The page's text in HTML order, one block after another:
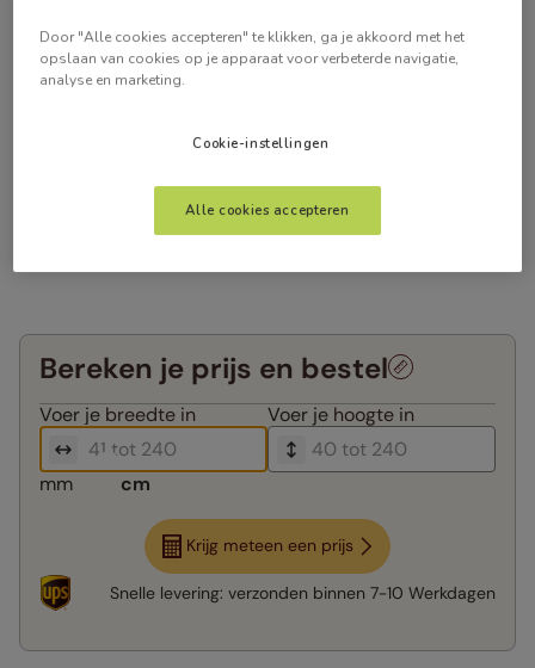
Bereken je prijs en bestel
Voer je breedte in Voer je hoogte in
mm cm
Krijg meteen een prijs
Snelle levering: verzonden binnen 7-10 Werkdagen
Door "Alle cookies accepteren" te klikken, ga je akkoord met het
opslaan van cookies op je apparaat voor verbeterde navigatie,
analyse en marketing.
Cookie-instellingen
Alle cookies accepteren